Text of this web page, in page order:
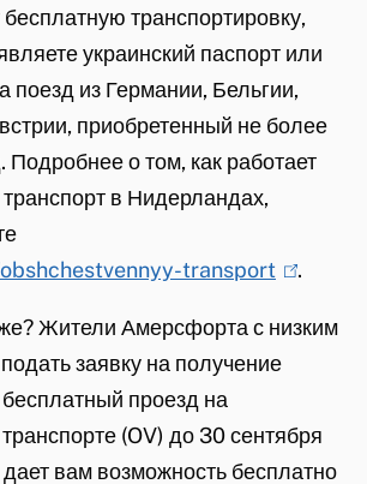
транспортировку,
украинский паспорт или
поезд из Германии, Бельгии,
приобретенный не более
Подробнее о том, как работает
в Нидерландах,
transport
i
n
i
.
Жители Амерсфорта с низким
заявку на получение
проезд на
(OV) до 30 сентября
вам возможность бесплатно